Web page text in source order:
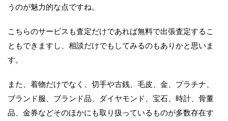
うのが魅力的な点ですね。
こちらのサービスも査定だけであれば無料で出張査定するこ
ともできますし、相談だけでもしてみるのもありかと思いま
す。
また、着物だけでなく、切手や古銭、毛皮、金、プラチナ、
ブランド服、ブランド品、ダイヤモンド、宝石、時計、骨董
品、金券などそのほかにも取り扱っているものが多数存在す